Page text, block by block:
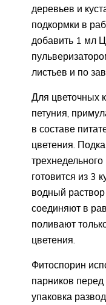
деревьев и
подкормки в
добавить 1 мл
листьев и по
Для цветочных
петуния,
в составе
цветения.
готовится из 3
водный
соединяют в
поливают
цветения.
Фитоспорин
парников
упаковка